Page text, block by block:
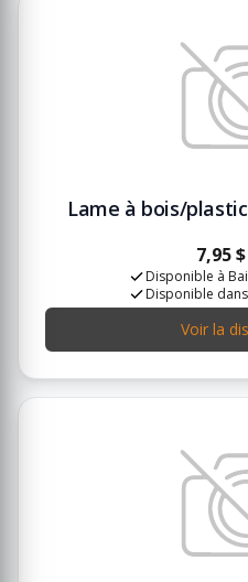
Lame à bois/
7,95 $
Disponible à
Disponible
Voir la